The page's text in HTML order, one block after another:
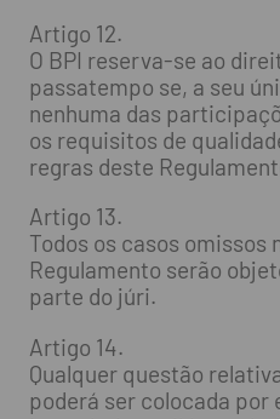
Artigo 12.
O BPI reserva-se ao
passatempo se, a seu
nenhuma das
os requisitos de
regras deste
Artigo 13.
Todos os casos omissos
Regulamento serão
parte do júri.
Artigo 14.
Qualquer questão
poderá ser colocada por